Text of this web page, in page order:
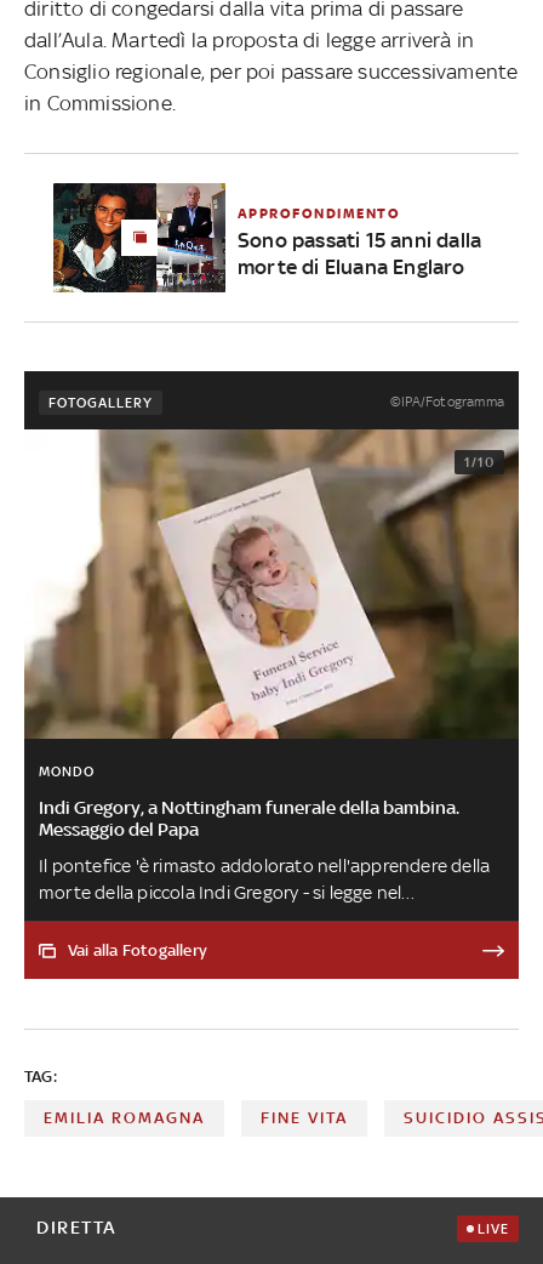
diritto di congedarsi dalla vita prima di passare
dall’Aula. Martedì la proposta di legge arriverà in
Consiglio regionale, per poi passare successivamente
in Commissione.
APPROFONDIMENTO
Sono passati 15 anni dalla
morte di Eluana Englaro
FOTOGALLERY ©IPA/Fotogramma
1/10
MONDO
Indi Gregory, a Nottingham funerale della bambina.
Messaggio del Papa
Il pontefice 'è rimasto addolorato nell'apprendere della
morte della piccola Indi Gregory - si legge nel
telegramma - e invia le condoglianze e l'assicurazione
della sua vicinanza spirituale ai suoi genitori, Dean e
Roccella e la ministra per le Disabilità Alessandra
Vai alla Fotogallery
TAG:
EMILIA ROMAGNA FINE VITA SUICIDIO
DIRETTA LIVE